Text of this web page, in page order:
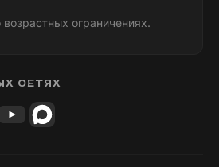
ограничениях.
СЕТЯХ